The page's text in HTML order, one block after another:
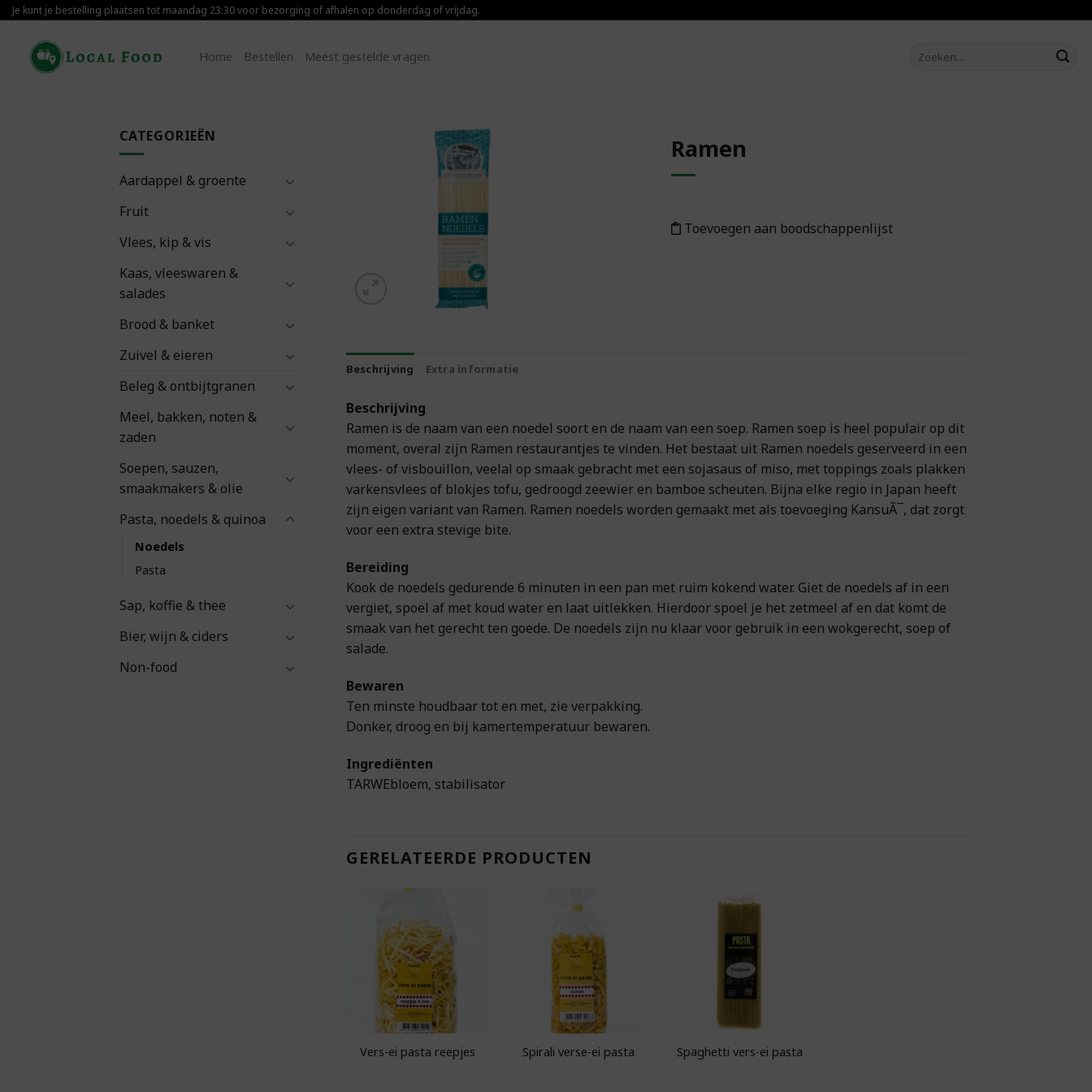
Skip
content
Je kunt je bestelling plaatsen tot maandag 23:30 voor bezorging of afhalen op donderdag of vrijdag.
Home Bestellen Meest gestelde vragen
Zoeken
CATEGORIEËN
Aardappel & groente
Fruit
Vlees, kip & vis
Kaas, vleeswaren &
salades
Brood & banket
Zuivel & eieren
Beleg & ontbijtgranen
Meel, bakken, noten &
zaden
Soepen, sauzen,
smaakmakers & olie
Pasta, noedels & quinoa
Noedels
Pasta
Sap, koffie & thee
Bier, wijn & ciders
Non-food
Ramen
Toevoegen aan boodschappenlijst
Beschrijving Extra informatie
Beschrijving
Ramen is de naam van een noedel soort en de naam van een soep. Ramen soep is heel populair op dit
moment, overal zijn Ramen restaurantjes te vinden. Het bestaat uit Ramen noedels geserveerd in een
vlees- of visbouillon, veelal op smaak gebracht met een sojasaus of miso, met toppings zoals plakken
varkensvlees of blokjes tofu, gedroogd zeewier en bamboe scheuten. Bijna elke regio in Japan heeft
zijn eigen variant van Ramen. Ramen noedels worden gemaakt met als toevoeging KansuÃ¯, dat zorgt
voor een extra stevige bite.
Bereiding
Kook de noedels gedurende 6 minuten in een pan met ruim kokend water. Giet de noedels af in een
vergiet, spoel af met koud water en laat uitlekken. Hierdoor spoel je het zetmeel af en dat komt de
smaak van het gerecht ten goede. De noedels zijn nu klaar voor gebruik in een wokgerecht, soep of
salade.
Bewaren
Ten minste houdbaar tot en met, zie verpakking.
Donker, droog en bij kamertemperatuur bewaren.
Ingrediënten
TARWEbloem, stabilisator
GERELATEERDE PRODUCTEN
Toevoegen aan
boodschappenlijst
Vers-ei pasta reepjes
Toevoegen aan
boodschappenlijst
Spirali verse-ei pasta
Toevoegen aan
boodschappenlijst
Spaghetti vers-ei pasta